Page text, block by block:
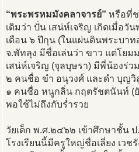
“พระพรหมมังคลาจารย์” หรือที่
เดิมว่า ปั่น เสน่ห์เจริญ เกิดเมื่
เดือน ๖ ปีกุน (ในแผ่นดินพระบาท
จ.พัทลุง มีชื่อเล่นว่า ขาว แต่โยม
เสน่ห์เจริญ (จุลบุษรา) มีพี่น้องร่
๒ คนชื่อ ขำ อนุวงศ์ และดำ บุญวิ
๑ คนชื่อ หนูกลิ่น กฤตรัชตนันท์ (
พอใช้ไม่ถึงกับร่ำรวย
วัยเด็ก พ.ศ.๒๔๖๒ เข้าศึกษาชั้น ป
โรงเรียนนี้มีครูใหญ่ชื่อเลี่ยง เว